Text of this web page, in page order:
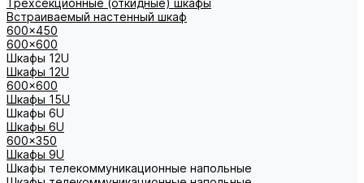
Трехсекционные (откидные) шкафы
Встраиваемый настенный шкаф
600x450
600x600
Шкафы 12U
Шкафы 12U
600x600
Шкафы 15U
Шкафы 6U
Шкафы 6U
600x350
Шкафы 9U
Шкафы телекоммуникационные напольные